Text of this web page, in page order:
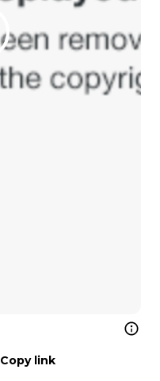
Copy link